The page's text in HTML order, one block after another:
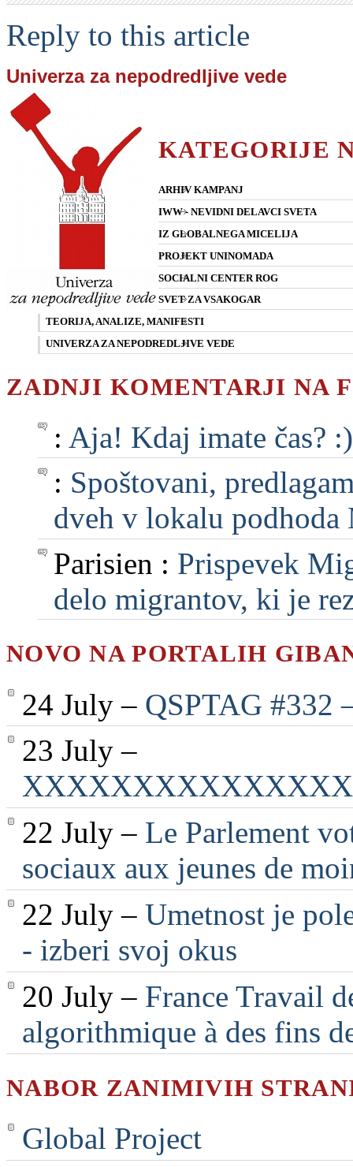
Reply to this article
Univerza za nepodredljive vede
KATEGORIJE
ARHIV KAMPANJ
IWW - NEVIDNI DELAVCI SVETA
IZ GLOBALNEGA MICELIJA
PROJEKT UNINOMADA
SOCIALNI CENTER ROG
SVET ZA VSAKOGAR
TEORIJA, ANALIZE, MANIFESTI
UNIVERZA ZA NEPODREDLJIVE VEDE
ZADNJI KOMENTARJI NA
: Aja! Kdaj imate čas?
: Spoštovani,
dveh v lokalu
Parisien : Prispevek
delo migrantov, ki je
NOVO NA PORTALIH
24 July – QSPTAG
23 July –
22 July – Le Parlement
sociaux aux jeunes de
22 July – Umetnost je
- izberi svoj okus
20 July – France Travail
algorithmique à des fins
NABOR ZANIMIVIH
Global Project